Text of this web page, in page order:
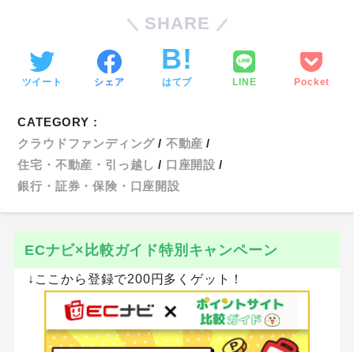
SHARE
ツイート シェア はてブ LINE Pocket
CATEGORY :
クラウドファンディング
不動産
住宅・不動産・引っ越し
口座開設
銀行・証券・保険・口座開設
ECナビ×比較ガイド特別キャンペーン
↓ここから登録で200円多くゲット！